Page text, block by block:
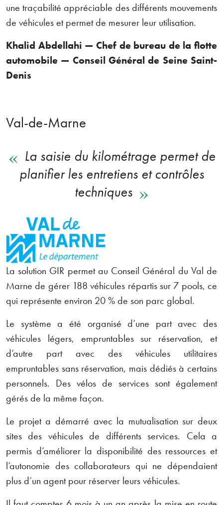
une traçabilité appréciable des différents mouvements
de véhicules et permet de mesurer leur utilisation.
Khalid Abdellahi — Chef de bureau de la flotte
automobile — Conseil Général de Seine Saint-
Denis
Val-de-Marne
La saisie du kilométrage permet de
planifier les entretiens et contrôles
techniques
La solution GIR permet au Conseil Général du Val de
Marne de gérer 188 véhicules répartis sur 7 pools, ce
qui représente environ 20 % de son parc global.
Le système a été organisé d’une part avec des
véhicules légers, empruntables sur réservation, et
d’autre part avec des véhicules utilitaires
empruntables sans réservation, mais dédiés à certains
personnels. Des vélos de services sont également
gérés de la même façon.
Le projet a démarré avec la mutualisation sur deux
sites des véhicules de différents services. Cela a
permis d’améliorer la disponibilité des ressources et
l’autonomie des collaborateurs qui ne dépendaient
plus d’un agent pour réserver leurs véhicules.